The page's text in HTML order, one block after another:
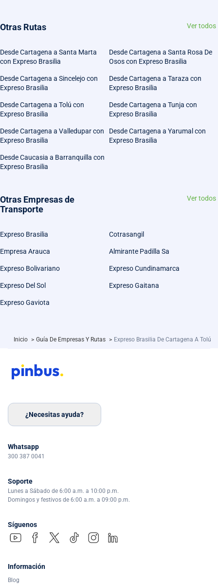
Otras Rutas Ver todos
Desde Cartagena a Santa Marta
con Expreso Brasilia
Desde Cartagena a Santa Rosa De
Osos con Expreso Brasilia
Desde Cartagena a Sincelejo con
Expreso Brasilia
Desde Cartagena a Taraza con
Expreso Brasilia
Desde Cartagena a Tolú con
Expreso Brasilia
Desde Cartagena a Tunja con
Expreso Brasilia
Desde Cartagena a Valledupar con
Expreso Brasilia
Desde Cartagena a Yarumal con
Expreso Brasilia
Desde Caucasia a Barranquilla con
Expreso Brasilia
Otras Empresas de
Transporte
Ver todos
Expreso Brasilia Cotrasangil
Empresa Arauca Almirante Padilla Sa
Expreso Bolivariano Expreso Cundinamarca
Expreso Del Sol Expreso Gaitana
Expreso Gaviota
Inicio > Guía De Empresas Y Rutas > Expreso Brasilia De Cartagena A Tolú
¿Necesitas ayuda?
Whatsapp
300 387 0041
Soporte
Lunes a Sábado de 6:00 a.m. a 10:00 p.m.
Domingos y festivos de 6:00 a.m. a 09:00 p.m.
Síguenos
Información
Blog